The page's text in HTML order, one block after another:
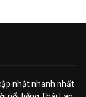
nhật nhanh nhất